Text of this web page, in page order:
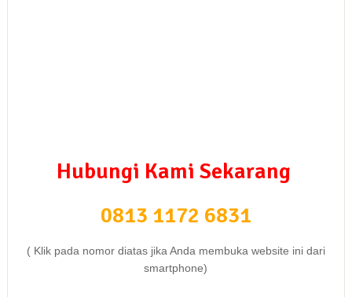
Hubungi Kami Sekarang
0813 1172 6831
( Klik pada nomor diatas jika Anda membuka website ini dari
smartphone)